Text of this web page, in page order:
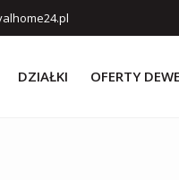
DZIAŁKI OFERTY